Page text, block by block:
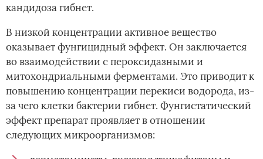
кандидоза гибнет.
В низкой концентрации активное вещество
оказывает фунгицидный эффект. Он заключается
во взаимодействии с пероксидазными и
митохондриальными ферментами. Это приводит к
повышению концентрации перекиси водорода, из-
за чего клетки бактерии гибнет. Фунгистатический
эффект препарат проявляет в отношении
следующих микроорганизмов: